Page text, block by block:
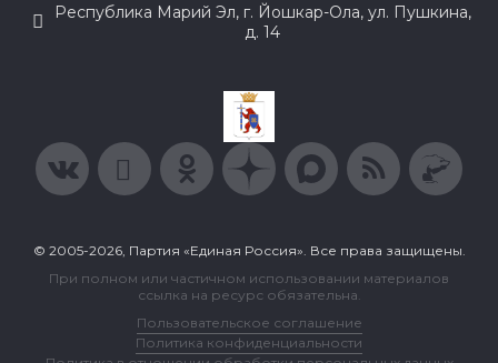
Республика Марий Эл, г. Йошкар-Ола, ул. Пушкина,
д. 14
© 2005-2026, Партия «Единая Россия». Все права защищены.
При полном или частичном использовании материалов
ссылка на ресурс обязательна.
Пользовательское соглашение
Политика конфиденциальности